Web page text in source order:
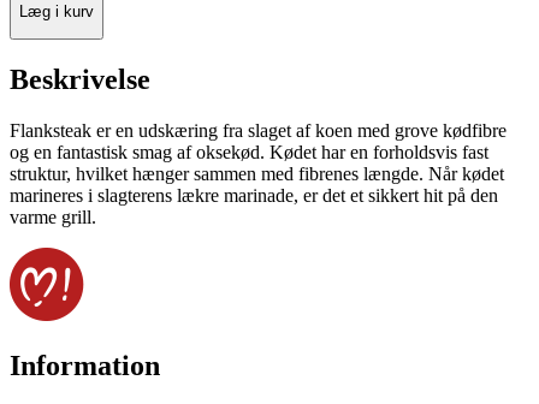
Læg i kurv
Beskrivelse
Flanksteak er en udskæring fra slaget af koen med grove kødfibre
og en fantastisk smag af oksekød. Kødet har en forholdsvis fast
struktur, hvilket hænger sammen med fibrenes længde. Når kødet
marineres i slagterens lækre marinade, er det et sikkert hit på den
varme grill.
Information